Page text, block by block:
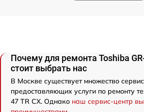
Почему для ремонта Toshiba
стоит выбрать нас
В Москве существует множество
предоставляющих услуги по ремонту
47 TR CX. Однако наш сервис-центр